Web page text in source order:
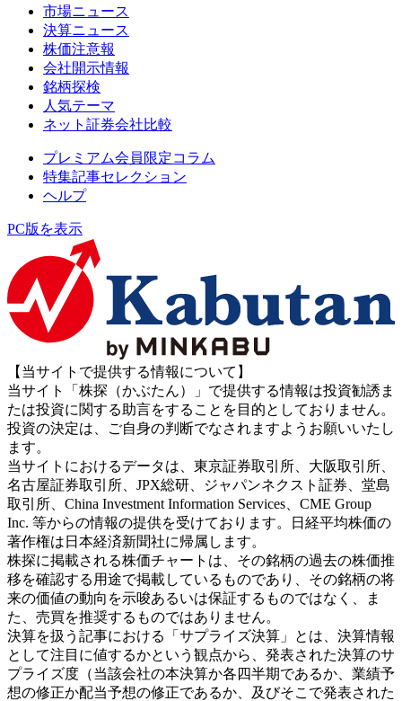
市場ニュース
決算ニュース
株価注意報
会社開示情報
銘柄探検
人気テーマ
ネット証券会社比較
プレミアム会員限定コラム
特集記事セレクション
ヘルプ
PC版を表示
【当サイトで提供する情報について】
当サイト「株探（かぶたん）」で提供する情報は投資勧誘ま
たは投資に関する助言をすることを目的としておりません。
投資の決定は、ご自身の判断でなされますようお願いいたし
ます。
当サイトにおけるデータは、東京証券取引所、大阪取引所、
名古屋証券取引所、JPX総研、ジャパンネクスト証券、堂島
取引所、China Investment Information Services、CME Group
Inc. 等からの情報の提供を受けております。日経平均株価の
著作権は日本経済新聞社に帰属します。
株探に掲載される株価チャートは、その銘柄の過去の株価推
移を確認する用途で掲載しているものであり、その銘柄の将
来の価値の動向を示唆あるいは保証するものではなく、ま
た、売買を推奨するものではありません。
決算を扱う記事における「サプライズ決算」とは、決算情報
として注目に値するかという観点から、発表された決算のサ
プライズ度（当該会社の本決算か各四半期であるか、業績予
想の修正か配当予想の修正であるか、及びそこで発表された